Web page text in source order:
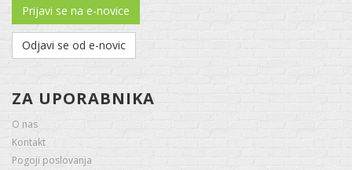
Prijavi se na e-novice
Odjavi se od e-novic
ZA UPORABNIKA
O nas
Kontakt
Pogoji poslovanja